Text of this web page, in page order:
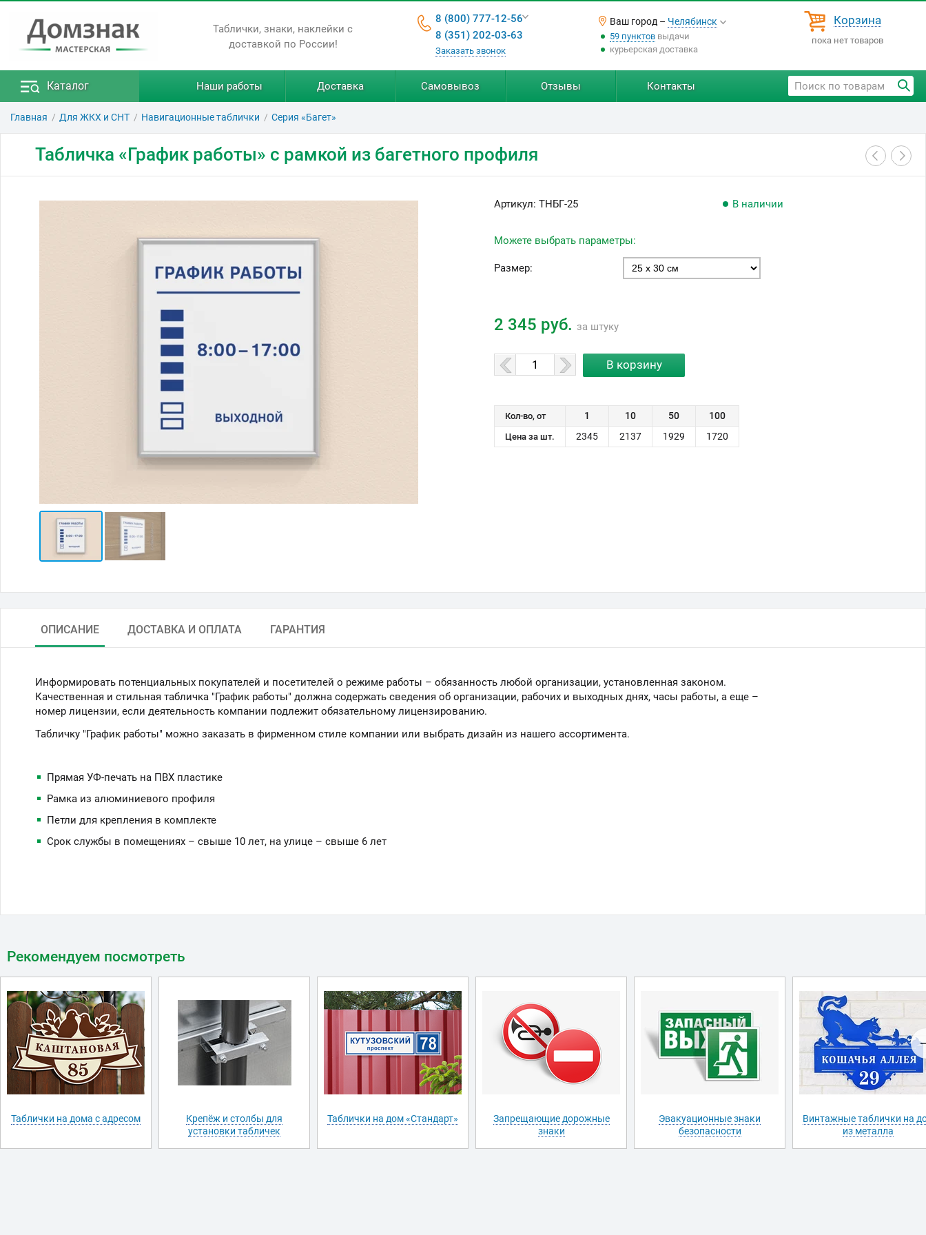
Таблички, знаки, наклейки с
доставкой по России!
8 (800) 777-12-56
8 (351) 202-03-63
Заказать звонок
Ваш город – Челябинск
59 пунктоввыдачи
курьерская доставка
Корзина
пока нет товаров
Каталог Наши работы Доставка Самовывоз Отзывы Контакты
Главная Для ЖКХ и СНТ Навигационные таблички Серия «Багет»
Табличка «График работы» с рамкой из багетного профиля
Артикул: ТНБГ-25 В наличии
Можете выбрать параметры:
Размер:
2 345 руб. за штуку
Кол-во, от 1 10 50 100
Цена за шт. 2345 2137 1929 1720
ОПИСАНИЕ ДОСТАВКА И ОПЛАТА ГАРАНТИЯ
Информировать потенциальных покупателей и посетителей о режиме работы – обязанность любой организации, установленная законом.
Качественная и стильная табличка "График работы" должна содержать сведения об организации, рабочих и выходных днях, часы работы, а еще –
номер лицензии, если деятельность компании подлежит обязательному лицензированию.
Табличку "График работы" можно заказать в фирменном стиле компании или выбрать дизайн из нашего ассортимента.
Прямая УФ-печать на ПВХ пластике
Рамка из алюминиевого профиля
Петли для крепления в комплекте
Срок службы в помещениях – свыше 10 лет, на улице – свыше 6 лет
Рекомендуем посмотреть
Таблички на дома с адресом
Крепёж и столбы для
установки табличек
Таблички на дом «Стандарт»
Запрещающие дорожные
знаки
Эвакуационные знаки
безопасности
Винтажные таблички на
из металла